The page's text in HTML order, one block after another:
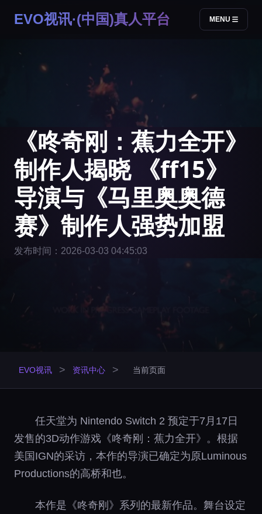
EVO视讯·(中国)真人平台 MENU
《咚奇刚：蕉力全开》
制作人揭晓 《ff15》
导演与《马里奥奥德
赛》制作人强势加盟
发布时间：2026-03-03 04:45:03
EVO视讯 > 资讯中心 > 当前页面
任天堂为 Nintendo Switch 2 预定于7月17日
发售的3D动作游戏《咚奇刚：蕉力全开》。根据
美国IGN的采访，本作的导演已确定为原Luminous
Productions的高桥和也。
本作是《咚奇刚》系列的最新作品。舞台设定